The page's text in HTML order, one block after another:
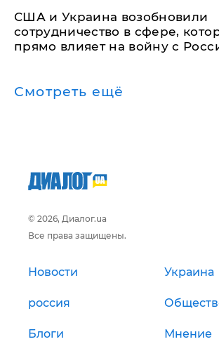
США и Украина возобновили
сотрудничество в сфере,
прямо влияет на войну с
Смотреть ещё
© 2026, Диалог.ua
Все права защищены.
Новости Украина
россия
Блоги Мнение